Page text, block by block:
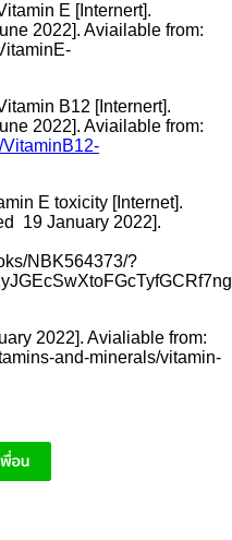
E [Internert].
2022]. Aviailable from:
B12 [Internert].
2022]. Aviailable from:
VitaminB12-
E toxicity [Internet].
19 January 2022].
NBK564373/?
2022]. Avialiable from:
and-minerals/vitamin-